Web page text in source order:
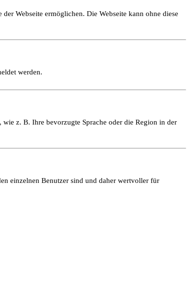
Webseite ermöglichen. Die Webseite kann ohne diese
werden.
z. B. Ihre bevorzugte Sprache oder die Region in der
einzelnen Benutzer sind und daher wertvoller für